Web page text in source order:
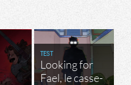
TEST
Looking for
Fael, le casse-